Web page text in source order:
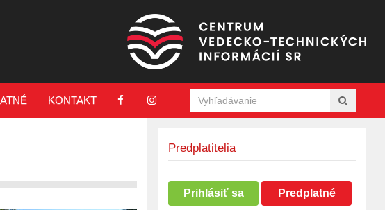
KONTAKT
Predplatitelia
Prihlásiť sa Predplatné